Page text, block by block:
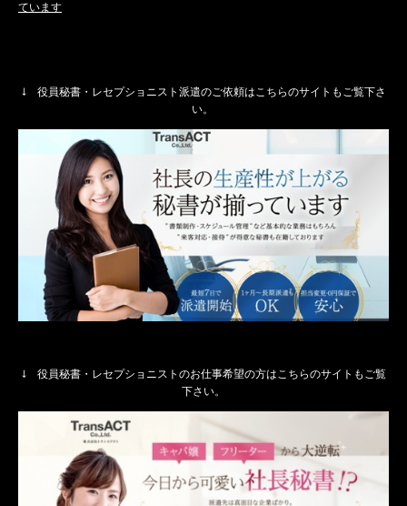
ています
↓ 役員秘書・レセプショニスト派遣のご依頼はこちらのサイトもご覧下さ
い。
↓ 役員秘書・レセプショニストのお仕事希望の方はこちらのサイトもご覧
下さい。